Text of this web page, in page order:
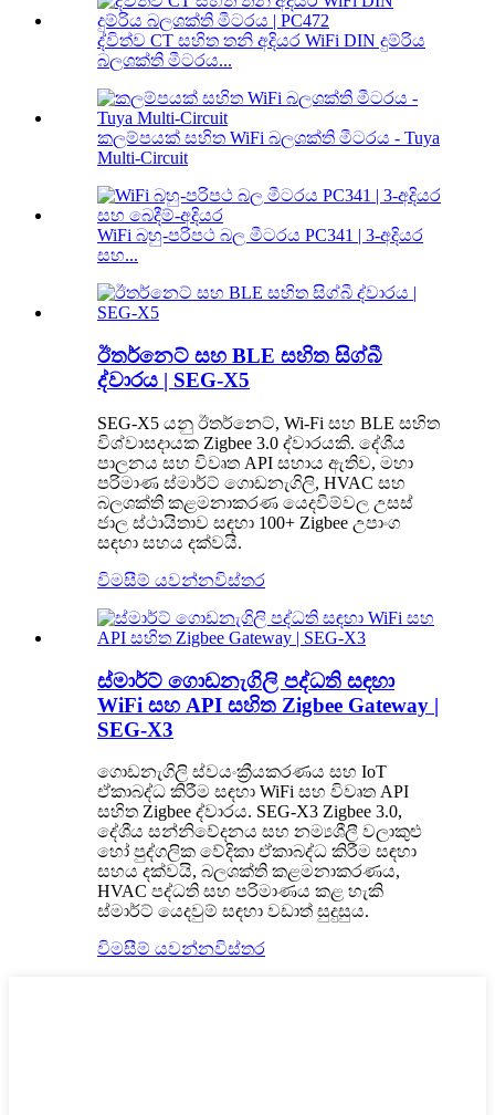
ද්විත්ව CT සහිත තනි අදියර WiFi DIN දුම්රිය
බලශක්ති මීටරය...
කලම්පයක් සහිත WiFi බලශක්ති මීටරය - Tuya
Multi-Circuit
WiFi බහු-පරිපථ බල මීටරය PC341 | 3-අදියර
සහ...
ඊතර්නෙට් සහ BLE සහිත සිග්බී
ද්වාරය | SEG-X5
SEG-X5 යනු ඊතර්නෙට්, Wi-Fi සහ BLE සහිත
විශ්වාසදායක Zigbee 3.0 ද්වාරයකි. දේශීය
පාලනය සහ විවෘත API සහාය ඇතිව, මහා
පරිමාණ ස්මාර්ට් ගොඩනැගිලි, HVAC සහ
බලශක්ති කළමනාකරණ යෙදවීම්වල උසස්
ජාල ස්ථායිතාව සඳහා 100+ Zigbee උපාංග
සඳහා සහය දක්වයි.
විමසීම් යවන්නවිස්තර
ස්මාර්ට් ගොඩනැගිලි පද්ධති සඳහා
WiFi සහ API සහිත Zigbee Gateway |
SEG-X3
ගොඩනැගිලි ස්වයංක්‍රීයකරණය සහ IoT
ඒකාබද්ධ කිරීම සඳහා WiFi සහ විවෘත API
සහිත Zigbee ද්වාරය. SEG-X3 Zigbee 3.0,
දේශීය සන්නිවේදනය සහ නම්‍යශීලී වලාකුළු
හෝ පුද්ගලික වේදිකා ඒකාබද්ධ කිරීම සඳහා
සහය දක්වයි, බලශක්ති කළමනාකරණය,
HVAC පද්ධති සහ පරිමාණය කළ හැකි
ස්මාර්ට් යෙදවුම් සඳහා වඩාත් සුදුසුය.
විමසීම් යවන්නවිස්තර